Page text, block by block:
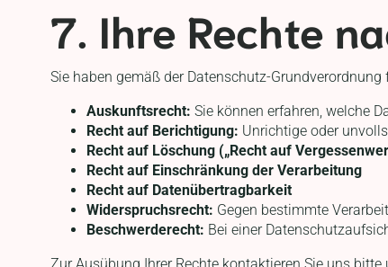
7. Ihre Rechte
Sie haben gemäß der Datenschutz-Grundverordnung
Auskunftsrecht: Sie können erfahren, welche
Recht auf Berichtigung: Unrichtige oder
Recht auf Löschung („Recht auf
Recht auf Einschränkung der Verarbeitung
Recht auf Datenübertragbarkeit
Widerspruchsrecht: Gegen bestimmte
Beschwerderecht: Bei einer